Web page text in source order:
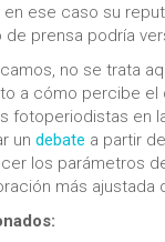
ese caso su
prensa podría
no se trata
a cómo percibe el
fotoperiodistas en
un debate a partir
los parámetros
más ajustada